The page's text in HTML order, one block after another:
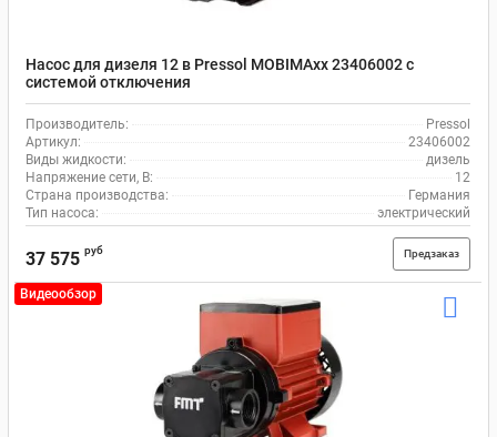
Насос для дизеля 12 в Pressol MOBIMAxx 23406002 с
системой отключения
Производитель:
Pressol
Артикул:
23406002
Виды жидкости:
дизель
Напряжение сети, В:
12
Страна производства:
Германия
Тип насоса:
электрический
37 575 руб Предзаказ
Видеообзор